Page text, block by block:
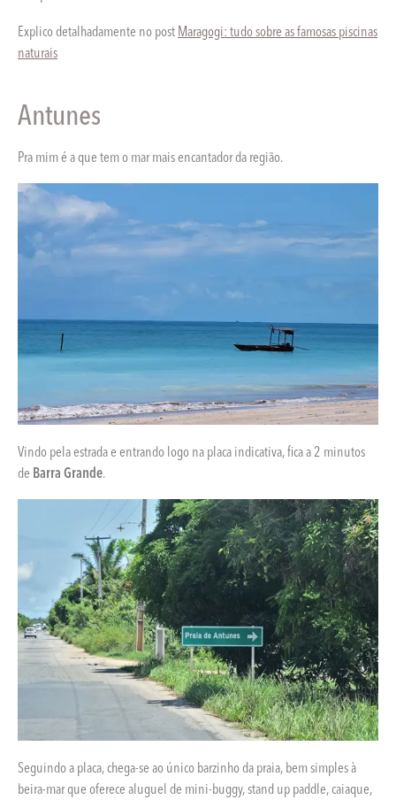
Explico detalhadamente no post Maragogi: tudo sobre as famosas piscinas
naturais
Antunes
Pra mim é a que tem o mar mais encantador da região.
Vindo pela estrada e entrando logo na placa indicativa, fica a 2 minutos
de Barra Grande.
Seguindo a placa, chega-se ao único barzinho da praia, bem simples à
beira-mar que oferece aluguel de mini-buggy, stand up paddle, caiaque,